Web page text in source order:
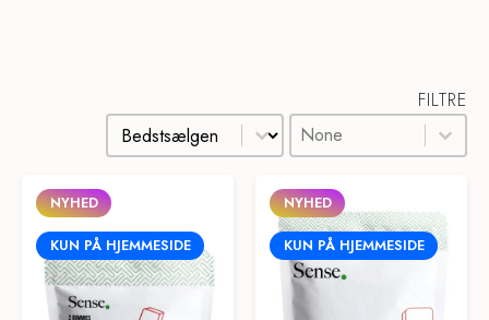
FILTRE
Sortér
Sort content Product tags
Select content
Select content
NYHED
KUN PÅ HJEMMESIDE
NYHED
KUN PÅ HJEMMESIDE